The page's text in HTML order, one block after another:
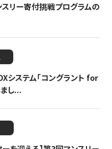
スリー寄付挑戦プログラムの
システム「コングラント for
し...